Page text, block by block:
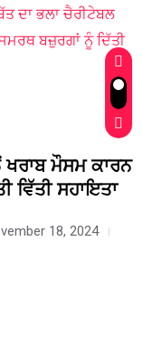
ਦਾ ਭਲਾ ਚੈਰੀਟੇਬਲ
ਬਜ਼ੁਰਗਾਂ ਨੂੰ ਦਿੱਤੀ
ਮੌਸਮ ਕਾਰਨ
ਸਹਾਇਤਾ
18, 2024